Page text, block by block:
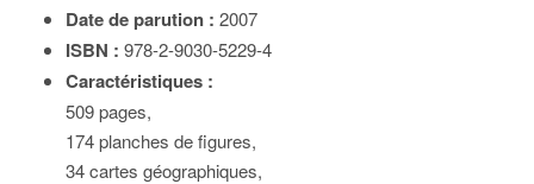
Date de parution : 2007
ISBN : 978-2-9030-5229-4
Caractéristiques :
509 pages,
174 planches de figures,
34 cartes géographiques,